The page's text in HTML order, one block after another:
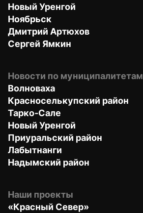
Новый Уренгой
Ноябрьск
Дмитрий Артюхов
Сергей Ямкин
Новости по муниципалитетам
Волноваха
Красноселькупский район
Тарко-Сале
Новый Уренгой
Приуральский район
Лабытнанги
Надымский район
Наши проекты
«Красный Север»